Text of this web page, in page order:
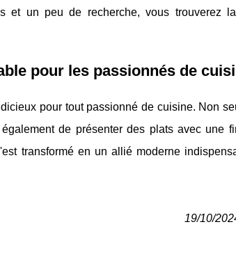
et un peu de recherche, vous trouverez
pour les passionnés de
pour tout passionné de cuisine. Non
de présenter des plats avec une
transformé en un allié moderne
19/10/